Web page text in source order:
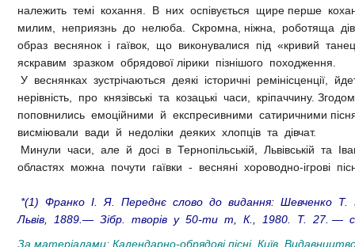
належить темі кохання. В них оспівується щире перше
милим, неприязнь до нелюба. Скромна, ніжна, роботяща
образ веснянок і гаївок, що виконувалися під «кривий
яскравим зразком обрядової лірики пізнішого походження.
У веснянках зустрічаються деякі історичні ремінісценції,
нерівність, про князівські та козацькі часи, кріпаччину.
поповнились емоційними й експресивними сатиричними
висміювали вади й недоліки деяких хлопців та дівчат.
Минули часи, але й досі в Тернопільській, Львівській та
областях можна почути гаївки - весняні хороводно-ігрові
*(1) Франко І. Я. Переднє слово до видання: Шевченко Т.
Львів, 1889.— Зібр. творів у 50-ти т, К., 1980. Т. 27. —
За матеріалами: Календарно-обрядові пісні. Київ,